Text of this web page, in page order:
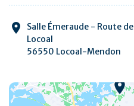
Salle Émeraude - Route de
Locoal
56550 Locoal-Mendon